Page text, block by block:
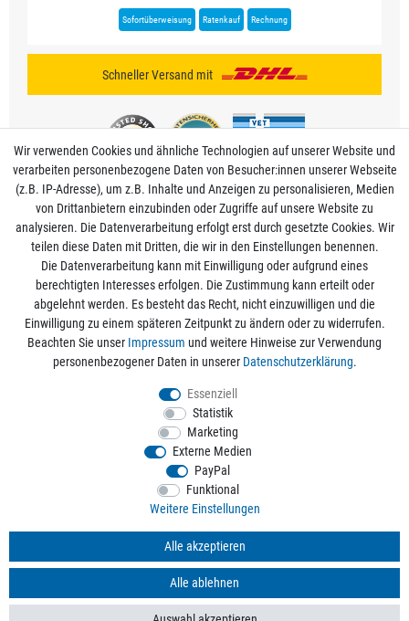
Sofortüberweisung Ratenkauf Rechnung
Schneller Versand mit
Mein Konto
Informationen
Rechtliche Angaben
Alle Preise sind inkl. der gesetzlichen Mehrwertsteuer und zzgl.
Kostenloser Versand ab 50€ Bestellwert nur innerhalb Deutschlands.
© 2026 aquaristikwelt24. Alle Rechte vorbehalten. Powered by
Kontakt
Wir verwenden Cookies und ähnliche Technologien auf unserer Website und
verarbeiten personenbezogene Daten von Besucher:innen unserer Webseite
(z.B. IP-Adresse), um z.B. Inhalte und Anzeigen zu personalisieren, Medien
von Drittanbietern einzubinden oder Zugriffe auf unsere Website zu
analysieren. Die Datenverarbeitung erfolgt erst durch gesetzte Cookies. Wir
teilen diese Daten mit Dritten, die wir in den Einstellungen benennen.
Die Datenverarbeitung kann mit Einwilligung oder aufgrund eines
berechtigten Interesses erfolgen. Die Zustimmung kann erteilt oder
abgelehnt werden. Es besteht das Recht, nicht einzuwilligen und die
Einwilligung zu einem späteren Zeitpunkt zu ändern oder zu widerrufen.
Beachten Sie unser Impressum und weitere Hinweise zur Verwendung
personenbezogener Daten in unserer Daten­schutz­erklärung.
Essenziell
Statistik
Marketing
Externe Medien
PayPal
Funktional
Weitere Einstellungen
Alle akzeptieren
Alle ablehnen
*Mit Ihrer Anmeldung willigen Sie der Verarbeitung der Daten zum Zweck des
Versands von Werbe-E-Mails ein. Weitere Informationen finden Sie in unseren